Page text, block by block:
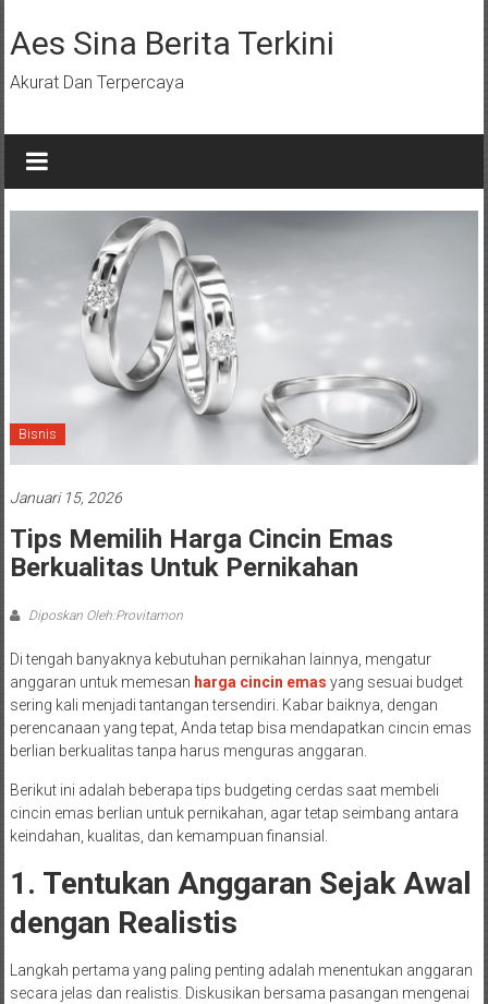
ke
konten
Aes Sina Berita Terkini
Akurat Dan Terpercaya
Bisnis
Januari 15, 2026
Tips Memilih Harga Cincin Emas
Berkualitas Untuk Pernikahan
Diposkan Oleh:Provitamon
Di tengah banyaknya kebutuhan pernikahan lainnya, mengatur
anggaran untuk memesan harga cincin emas yang sesuai budget
sering kali menjadi tantangan tersendiri. Kabar baiknya, dengan
perencanaan yang tepat, Anda tetap bisa mendapatkan cincin emas
berlian berkualitas tanpa harus menguras anggaran.
Berikut ini adalah beberapa tips budgeting cerdas saat membeli
cincin emas berlian untuk pernikahan, agar tetap seimbang antara
keindahan, kualitas, dan kemampuan finansial.
1. Tentukan Anggaran Sejak Awal
dengan Realistis
Langkah pertama yang paling penting adalah menentukan anggaran
secara jelas dan realistis. Diskusikan bersama pasangan mengenai